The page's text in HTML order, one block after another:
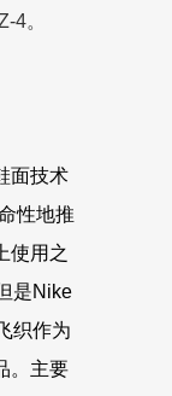
4。
面技术
性地推
使用之
是Nike
织作为
。主要